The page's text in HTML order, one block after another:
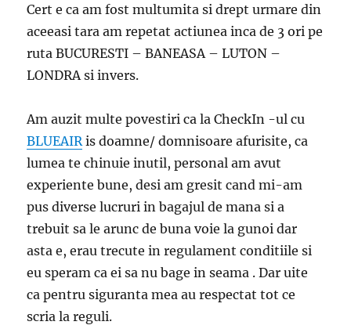
Cert e ca am fost multumita si drept urmare din
aceeasi tara am repetat actiunea inca de 3 ori pe
ruta BUCURESTI – BANEASA – LUTON –
LONDRA si invers.
Am auzit multe povestiri ca la CheckIn -ul cu
BLUEAIR is doamne/ domnisoare afurisite, ca
lumea te chinuie inutil, personal am avut
experiente bune, desi am gresit cand mi-am
pus diverse lucruri in bagajul de mana si a
trebuit sa le arunc de buna voie la gunoi dar
asta e, erau trecute in regulament conditiile si
eu speram ca ei sa nu bage in seama . Dar uite
ca pentru siguranta mea au respectat tot ce
scria la reguli.